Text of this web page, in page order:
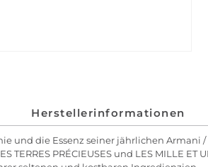
Herstellerinformationen
und die Essenz seiner jährlichen
TERRES PRÉCIEUSES und LES MILLE